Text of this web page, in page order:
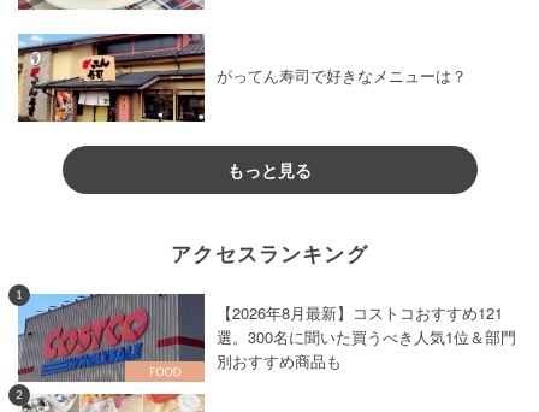
がってん寿司で好きなメニューは？
もっと見る
アクセスランキング
1
【2026年8月最新】コストコおすすめ121
選。300名に聞いた買うべき人気1位＆部門
別おすすめ商品も
2